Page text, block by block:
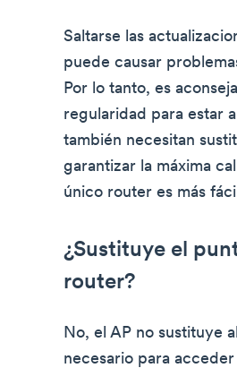
Saltarse las
puede causar
Por lo tanto, es
regularidad para estar
también necesitan
garantizar la máxima
único router es más
¿Sustituye el
router?
No, el AP no sustituye
necesario para